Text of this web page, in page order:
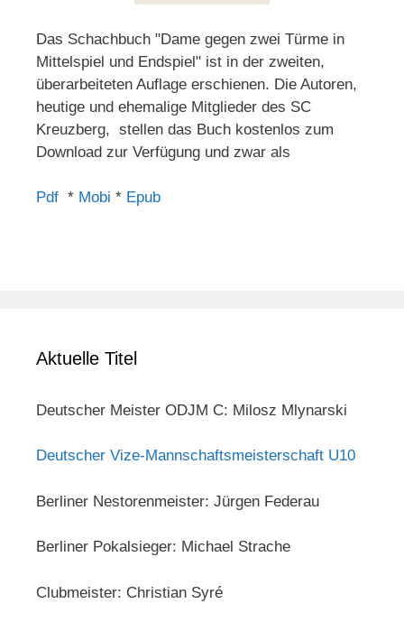
Das Schachbuch "Dame gegen zwei Türme in
Mittelspiel und Endspiel" ist in der zweiten,
überarbeiteten Auflage erschienen. Die Autoren,
heutige und ehemalige Mitglieder des SC
Kreuzberg, stellen das Buch kostenlos zum
Download zur Verfügung und zwar als
Pdf * Mobi * Epub
Aktuelle Titel
Deutscher Meister ODJM C: Milosz Mlynarski
Deutscher Vize-Mannschaftsmeisterschaft U10
Berliner Nestorenmeister: Jürgen Federau
Berliner Pokalsieger: Michael Strache
Clubmeister: Christian Syré